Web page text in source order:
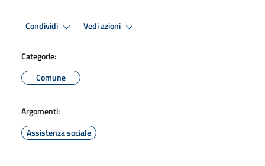
Condividi Vedi azioni
Categorie:
Comune
Argomenti:
Assistenza sociale